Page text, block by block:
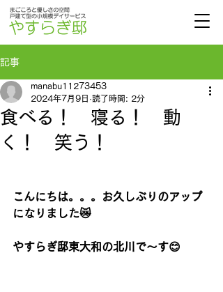
記事
食べる！ 寝る！ 動
く！ 笑う！
manabu11273453
2024年7月9日 読了時間: 2分
こんにちは。。。お久しぶりのアップ
になりました😿
やすらぎ邸東大和の北川で～す😊